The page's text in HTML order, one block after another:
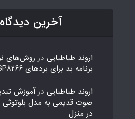
آخرین
اروند طباطبایی در روش‌های
برنامه بد برای بردهای ESP8266
اروند طباطبایی درآموزش
در منزل